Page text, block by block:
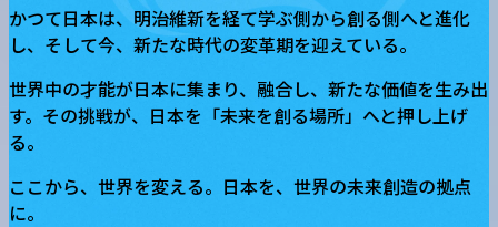
かつて日本は、明治維新を経て学ぶ側から創る側へと進化
し、そして今、新たな時代の変革期を迎えている。
世界中の才能が日本に集まり、融合し、新たな価値を生み出
す。その挑戦が、日本を「未来を創る場所」へと押し上げ
る。
ここから、世界を変える。日本を、世界の未来創造の拠点
に。